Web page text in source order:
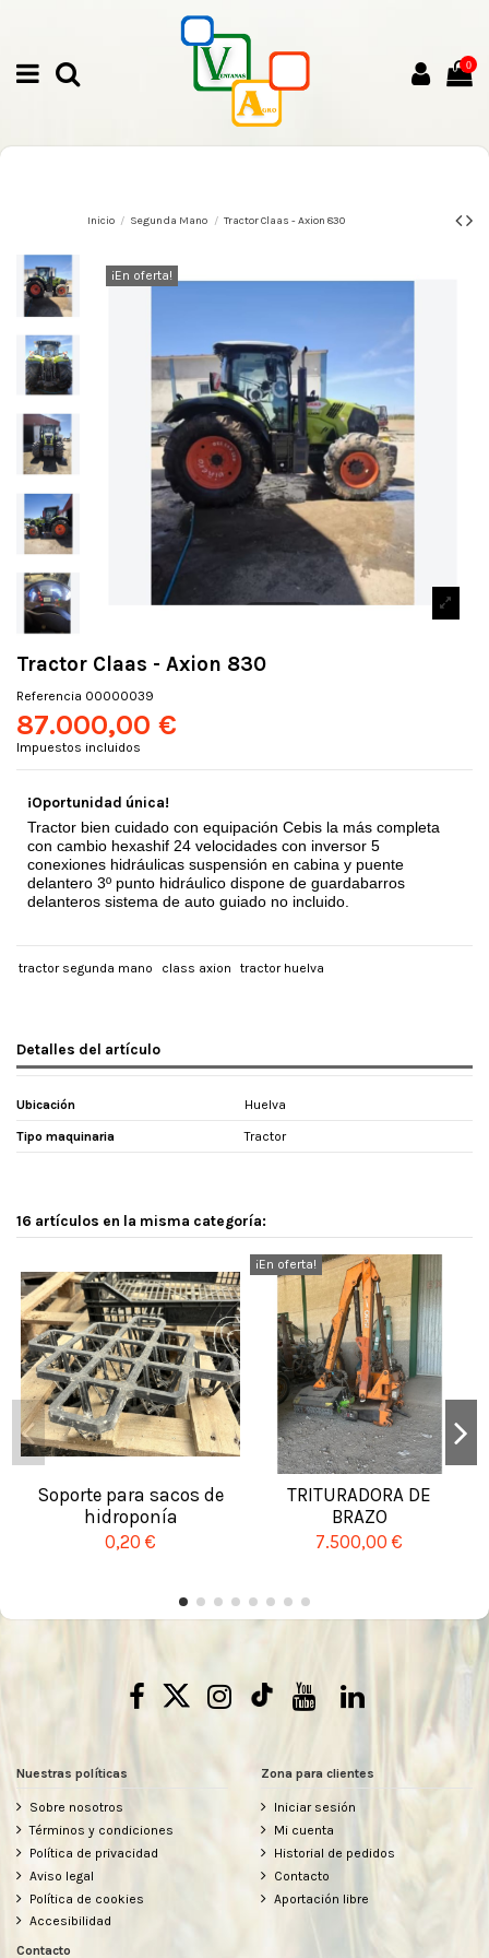
0
Inicio Segunda Mano Tractor Claas - Axion 830
¡En oferta!
Tractor Claas - Axion 830
Referencia 00000039
87.000,00 €
Impuestos incluidos
¡Oportunidad única!
Tractor bien cuidado con equipación Cebis la más completa
con cambio hexashif 24 velocidades con inversor 5
conexiones hidráulicas suspensión en cabina y puente
delantero 3º punto hidráulico dispone de guardabarros
delanteros sistema de auto guiado no incluido.
tractor segunda mano class axion tractor huelva
Detalles del artículo
Ubicación Huelva
Tipo maquinaria Tractor
16 artículos en la misma categoría:
Soporte para sacos de
hidroponía
0,20 €
¡En oferta!
TRITURADORA DE
BRAZO
7.500,00 €
Nuestras políticas
Sobre nosotros
Términos y condiciones
Política de privacidad
Aviso legal
Política de cookies
Accesibilidad
Zona para clientes
Iniciar sesión
Mi cuenta
Historial de pedidos
Contacto
Aportación libre
Contacto